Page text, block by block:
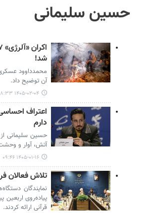
حسین سلیمانی
شد!
محمدداوود عسکری
آن توضیح داد.
۱۴۰۵-۰۲-۰۴ ۰۸:۳۳
اعتراف
دارم
حسین سلیمانی
آتش، آوار و
۱۴۰۵-۰۱-۱۶ ۰۹:۴۶
تلاش فعالان
نمایندگان
پیاده‌روی
قرآنی ارائه کردند.